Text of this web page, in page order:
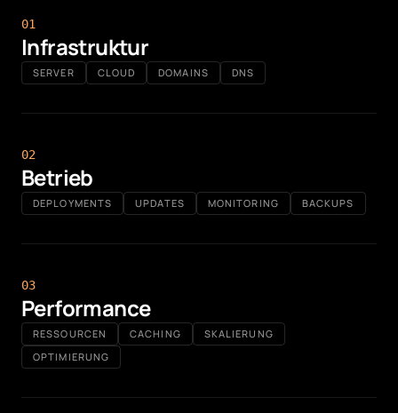
01
Infrastruktur
SERVER CLOUD DOMAINS DNS
02
Betrieb
DEPLOYMENTS UPDATES MONITORING BACKUPS
03
Performance
RESSOURCEN CACHING
SKALIERUNG
OPTIMIERUNG